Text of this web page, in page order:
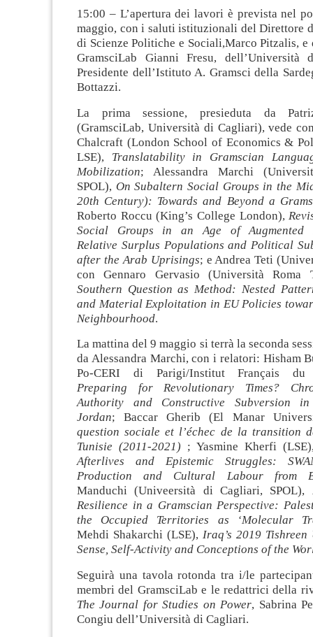
15:00 – L’apertura dei lavori è prevista nel
maggio, con i saluti istituzionali del Direttore
di Scienze Politiche e Sociali,Marco Pitzalis,
GramsciLab Gianni Fresu, dell’Università
Presidente dell’Istituto A. Gramsci della
Bottazzi.
La prima sessione, presieduta da
(GramsciLab, Università di Cagliari), vede
Chalcraft (London School of Economics &
LSE), Translatability in Gramscian
Mobilization; Alessandra Marchi
SPOL), On Subaltern Social Groups in the
20th Century): Towards and Beyond a
Roberto Roccu (King’s College London),
Social Groups in an Age of Augmented
Relative Surplus Populations and Political
after the Arab Uprisings; e Andrea Teti
con Gennaro Gervasio (Università
Southern Question as Method: Nested
and Material Exploitation in EU Policies
Neighbourhood.
La mattina del 9 maggio si terrà la seconda
da Alessandra Marchi, con i relatori: Hisham
Po-CERI di Parigi/Institut Français du
Preparing for Revolutionary Times?
Authority and Constructive Subversion in
Jordan; Baccar Gherib (El Manar
question sociale et l’échec de la transition
Tunisie (2011-2021) ; Yasmine Kherfi
Afterlives and Epistemic Struggles:
Production and Cultural Labour from
Manduchi (Univeersità di Cagliari, SPOL),
Resilience in a Gramscian Perspective:
the Occupied Territories as ‘Molecular
Mehdi Shakarchi (LSE), Iraq’s 2019
Sense, Self-Activity and Conceptions of the
Seguirà una tavola rotonda tra i/le
membri del GramsciLab e le redattrici della
The Journal for Studies on Power, Sabrina
Congiu dell’Università di Cagliari.